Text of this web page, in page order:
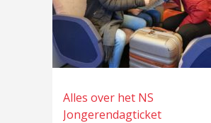
Alles over het NS
Jongerendagticket